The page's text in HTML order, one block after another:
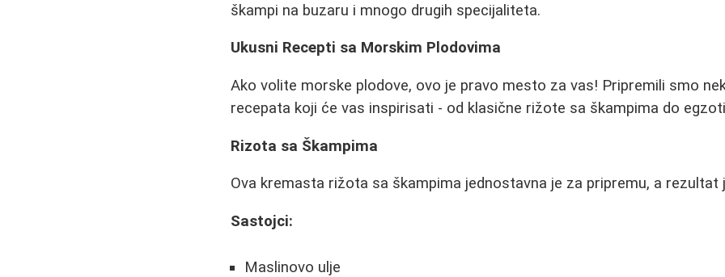
škampi na buzaru i mnogo drugih specijaliteta.
Ukusni Recepti sa Morskim Plodovima
Ako volite morske plodove, ovo je pravo mesto za vas! Pripremili smo
recepata koji će vas inspirisati - od klasične rižote sa škampima do
Rizota sa Škampima
Ova kremasta rižota sa škampima jednostavna je za pripremu, a rezultat
Sastojci:
Maslinovo ulje